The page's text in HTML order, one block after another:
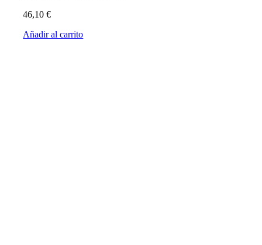
46,10€
Añadir al carrito